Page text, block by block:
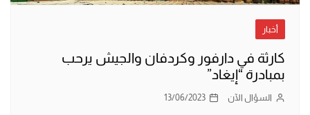
أخبار
كارثة في دارفور وكردفان والجيش يرحب
بمبادرة “إيغاد”
السؤال الآن 13/06/2023